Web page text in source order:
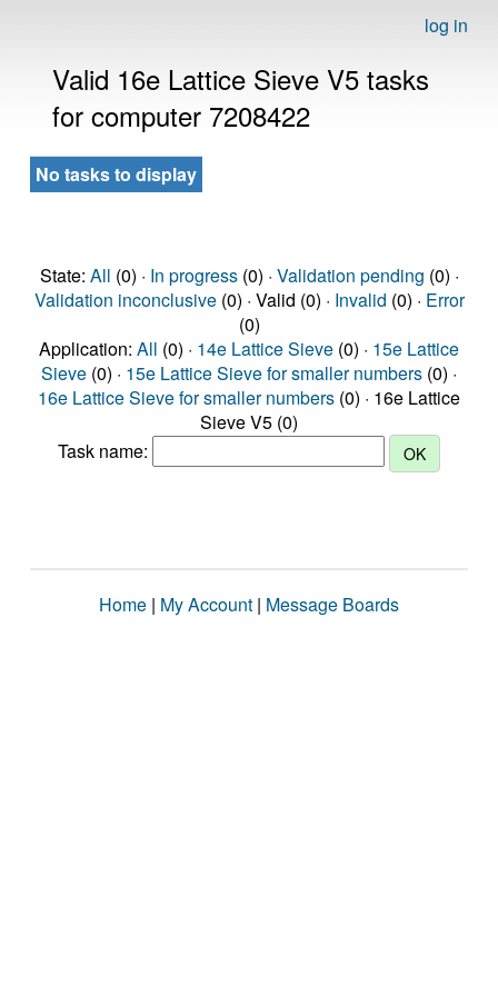
log in
Valid 16e Lattice Sieve V5 tasks
for computer 7208422
No tasks to display
State: All (0) · In progress(0) · Validation pending (0) ·
Validation inconclusive(0) · Valid (0) · Invalid (0) · Error
(0)
Application: All (0) · 14e Lattice Sieve (0) · 15e Lattice
Sieve (0) · 15e Lattice Sieve for smaller numbers (0) ·
16e Lattice Sieve for smaller numbers (0) · 16e Lattice
Sieve V5 (0)
Task name:
Home | My Account | Message Boards